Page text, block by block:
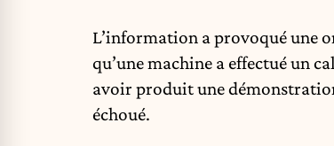
L’information a provoqué une
qu’une machine a effectué un
avoir produit une
échoué.